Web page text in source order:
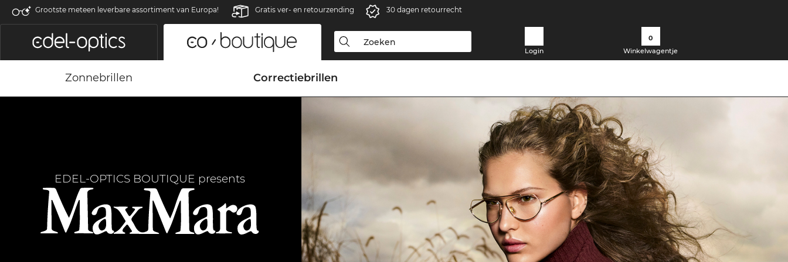
Grootste meteen leverbare assortiment van Europa! Gratis ver- en retourzending 30 dagen retourrecht
Login
0
Winkelwagentje
Zonnebrillen Correctiebrillen
EDEL-OPTICS BOUTIQUE presents